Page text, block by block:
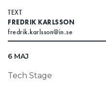
TEXT
FREDRIK KARLSSON
fredrik.karlsson@in.se
6 MAJ
Tech Stage